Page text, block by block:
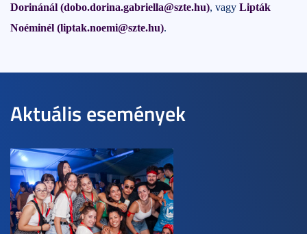
Dorinánál (dobo.dorina.gabriella@szte.hu), vagy Lipták
Noéminél (liptak.noemi@szte.hu).
Aktuális események